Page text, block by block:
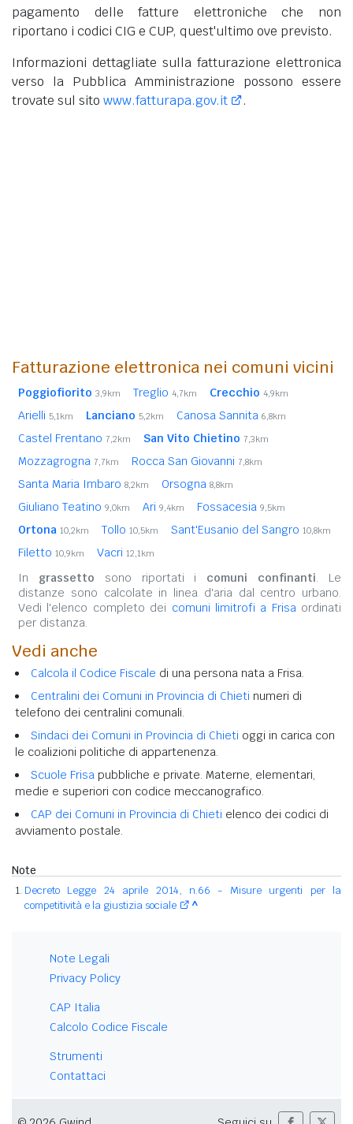
pagamento delle fatture elettroniche che non
riportano i codici CIG e CUP, quest'ultimo ove previsto.
Informazioni dettagliate sulla fatturazione elettronica
verso la Pubblica Amministrazione possono essere
trovate sul sito www.fatturapa.gov.it .
Fatturazione elettronica nei comuni vicini
Poggiofiorito 3,9km Treglio 4,7km Crecchio 4,9km
Arielli 5,1km Lanciano 5,2km Canosa Sannita 6,8km
Castel Frentano 7,2km San Vito Chietino 7,3km
Mozzagrogna 7,7km Rocca San Giovanni 7,8km
Santa Maria Imbaro 8,2km Orsogna 8,8km
Giuliano Teatino 9,0km Ari 9,4km Fossacesia 9,5km
Ortona 10,2km Tollo 10,5km Sant'Eusanio del Sangro 10,8km
Filetto 10,9km Vacri 12,1km
In grassetto sono riportati i comuni confinanti. Le
distanze sono calcolate in linea d'aria dal centro urbano.
Vedi l'elenco completo dei comuni limitrofi a Frisaordinati
per distanza.
Vedi anche
Calcola il Codice Fiscale di una persona nata a Frisa.
Centralini dei Comuni in Provincia di Chieti numeri di
telefono dei centralini comunali.
Sindaci dei Comuni in Provincia di Chieti oggi in carica con
le coalizioni politiche di appartenenza.
Scuole Frisa pubbliche e private. Materne, elementari,
medie e superiori con codice meccanografico.
CAP dei Comuni in Provincia di Chieti elenco dei codici di
avviamento postale.
Note
Decreto Legge 24 aprile 2014, n.66 - Misure urgenti per la
competitività e la giustizia sociale
^
Note Legali
Privacy Policy
CAP Italia
Calcolo Codice Fiscale
Strumenti
Contattaci